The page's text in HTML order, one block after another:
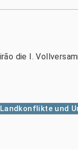
die I.
Landkonflikte und